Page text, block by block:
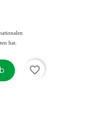
hat.
favorite_border